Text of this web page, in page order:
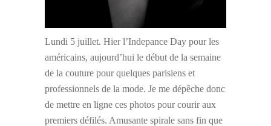
Lundi 5 juillet. Hier l’Indepance Day pour les
américains, aujourd’hui le début de la semaine
de la couture pour quelques parisiens et
professionnels de la mode. Je me dépêche donc
de mettre en ligne ces photos pour courir aux
premiers défilés. Amusante spirale sans fin que